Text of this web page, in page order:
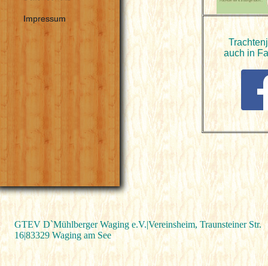
Impressum
auch in
GTEV D`Mühlberger Waging e.V.|Vereinsheim, Traunsteiner Str.
16|83329 Waging am See